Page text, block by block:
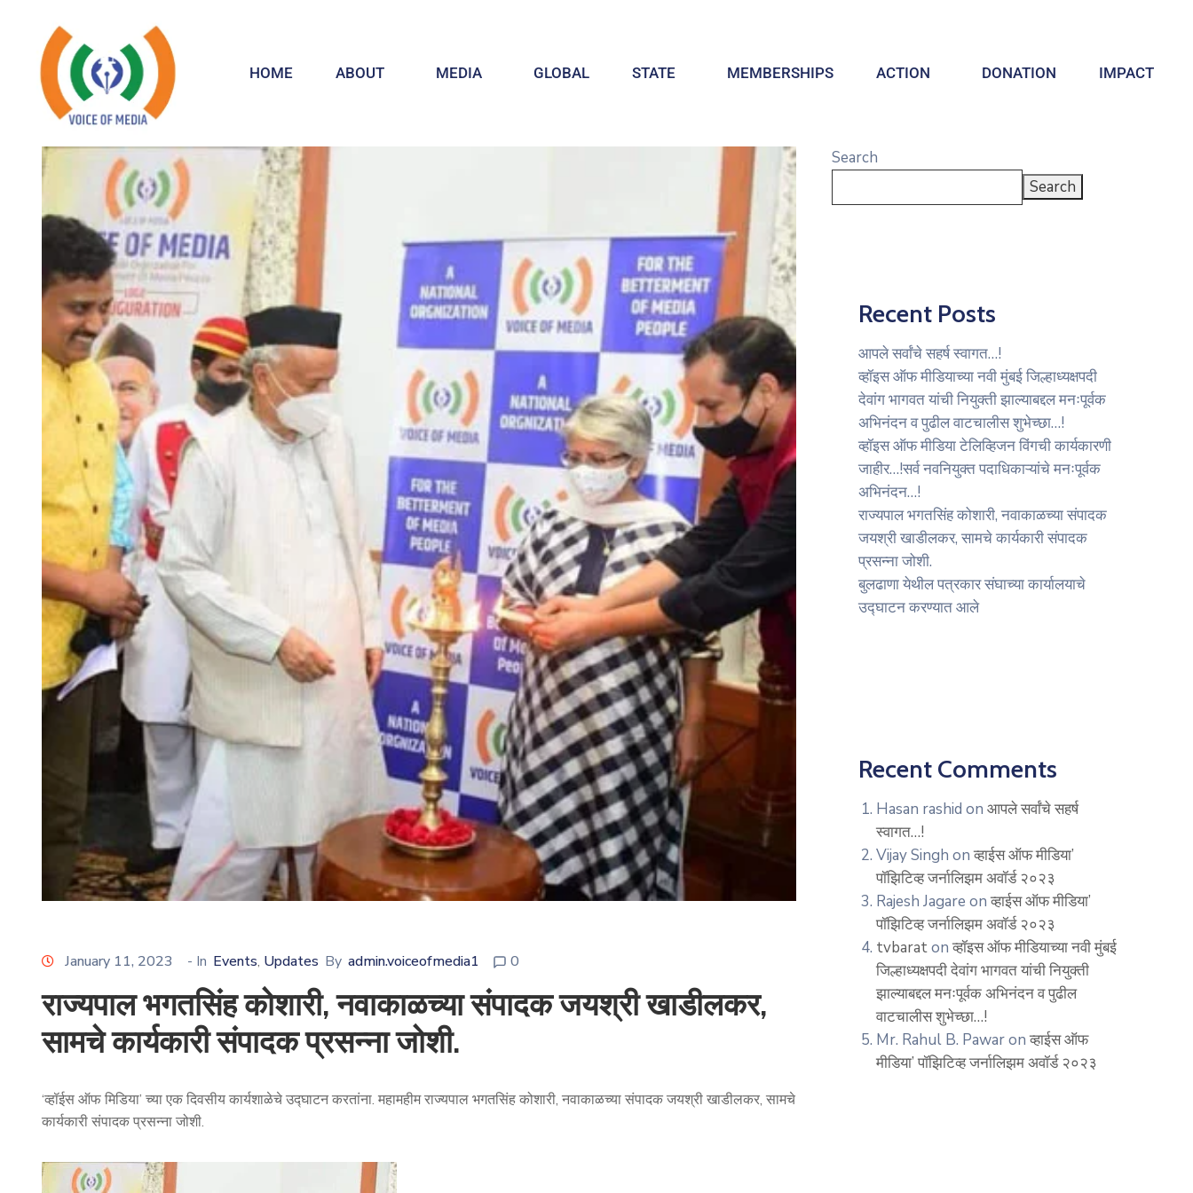
HOME ABOUT MEDIA GLOBAL STATE MEMBERSHIPS ACTION DONATION IMPACT
January 11, 2023 - In Events‚ Updates By admin.voiceofmedia1 0
राज्यपाल भगतसिंह कोशारी, नवाकाळच्या संपादक जयश्री खाडीलकर,
सामचे कार्यकारी संपादक प्रसन्ना जोशी.
‘व्हॉईस ऑफ मिडिया’ च्या एक दिवसीय कार्यशाळेचे उद्घाटन करतांना. महामहीम राज्यपाल भगतसिंह कोशारी, नवाकाळच्या संपादक जयश्री खाडीलकर, सामचे
कार्यकारी संपादक प्रसन्ना जोशी.
Search
Search
Recent Posts
आपले सर्वांचे सहर्ष स्वागत…!
व्हॉइस ऑफ मीडियाच्या नवी मुंबई जिल्हाध्यक्षपदी
देवांग भागवत यांची नियुक्ती झाल्याबद्दल मनःपूर्वक
अभिनंदन व पुढील वाटचालीस शुभेच्छा…!
व्हॉइस ऑफ मीडिया टेलिव्हिजन विंगची कार्यकारणी
जाहीर…!सर्व नवनियुक्त पदाधिकाऱ्यांचे मनःपूर्वक
अभिनंदन…!
राज्यपाल भगतसिंह कोशारी, नवाकाळच्या संपादक
जयश्री खाडीलकर, सामचे कार्यकारी संपादक
प्रसन्ना जोशी.
बुलढाणा येथील पत्रकार संघाच्या कार्यालयाचे
उद्घाटन करण्यात आले
Recent Comments
Hasan rashid on आपले सर्वांचे सहर्ष
स्वागत…!
Vijay Singh on व्हाईस ऑफ मीडिया’
पॉझिटिव्ह जर्नालिझम अवॉर्ड २०२३
Rajesh Jagare on व्हाईस ऑफ मीडिया’
पॉझिटिव्ह जर्नालिझम अवॉर्ड २०२३
tvbaraton व्हॉइस ऑफ मीडियाच्या नवी मुंबई
जिल्हाध्यक्षपदी देवांग भागवत यांची नियुक्ती
झाल्याबद्दल मनःपूर्वक अभिनंदन व पुढील
वाटचालीस शुभेच्छा…!
Mr. Rahul B. Pawaron व्हाईस ऑफ
मीडिया’ पॉझिटिव्ह जर्नालिझम अवॉर्ड २०२३